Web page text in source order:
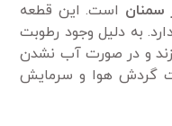
سمنان است. این قطعه
به دلیل وجود رطوبت
و در صورت آب نشدن
گردش هوا و سرمایش